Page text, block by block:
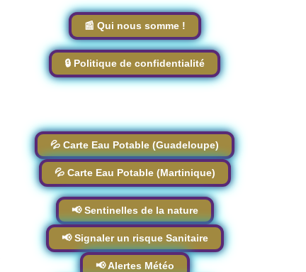
📰 Qui nous somme !
🔒 Politique de confidentialité
💦 Carte Eau Potable (Guadeloupe)
💦 Carte Eau Potable (Martinique)
📢 Sentinelles de la nature
📢 Signaler un risque Sanitaire
📢 Alertes Météo